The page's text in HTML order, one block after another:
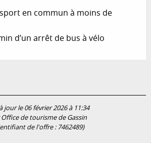
en commun à moins de
d’un arrêt de bus à vélo
jour le 06 février 2026 à 11:34
de tourisme de Gassin
de l'offre : 7462489)